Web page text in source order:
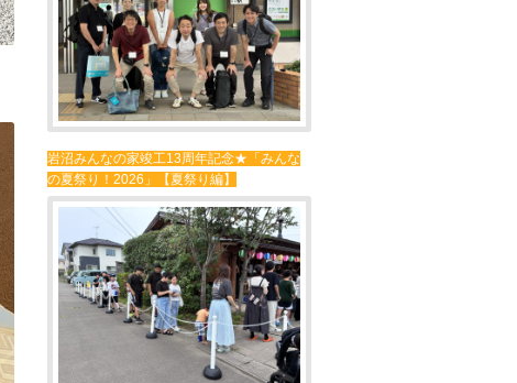
岩沼みんなの家竣工13周年記念★「みんな
の夏祭り！2026」【夏祭り編】